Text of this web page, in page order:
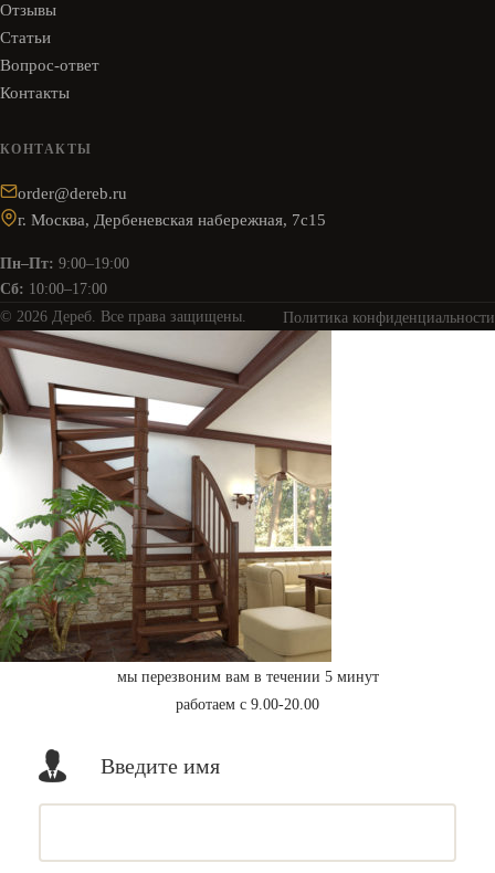
Отзывы
Статьи
Вопрос-ответ
Контакты
КОНТАКТЫ
order@dereb.ru
г. Москва, Дербеневская набережная, 7с15
Пн–Пт: 9:00–19:00
Сб: 10:00–17:00
© 2026 Дереб. Все права защищены.
Политика конфиденциальности
мы перезвоним вам в течении 5 минут
работаем с 9.00-20.00
Введите имя